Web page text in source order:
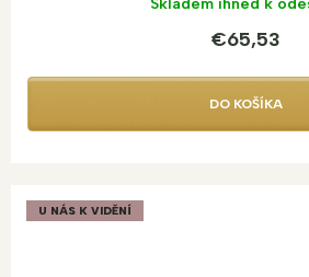
Skladem ihned k
€65,53
DO KOŠÍKA
U NÁS K VIDĚNÍ